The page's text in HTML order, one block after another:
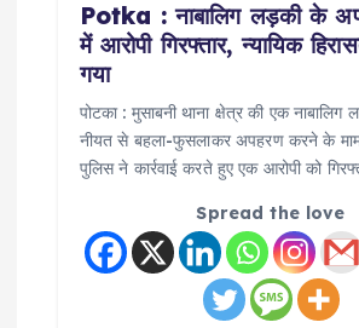
Potka : नाबालिग लड़की के
में आरोपी गिरफ्तार, न्यायिक
गया
पोटका : मुसाबनी थाना क्षेत्र की एक नाबालिग
नीयत से बहला-फुसलाकर अपहरण करने के
पुलिस ने कार्रवाई करते हुए एक आरोपी को
Spread the love